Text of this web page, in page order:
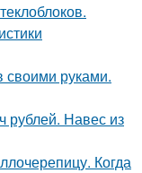
своими руками.
рублей. Навес из
Когда